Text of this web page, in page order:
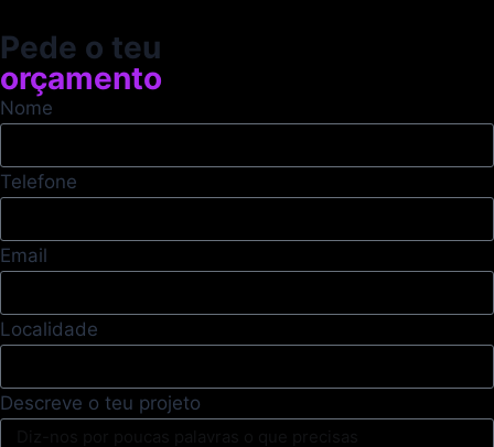
Pede o teu
orçamento
Nome
Telefone
Email
Localidade
Descreve o teu projeto